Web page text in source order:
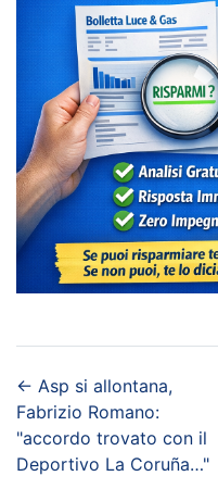
← Asp si allontana,
Fabrizio Romano:
"accordo trovato con il
Deportivo La Coruña…"